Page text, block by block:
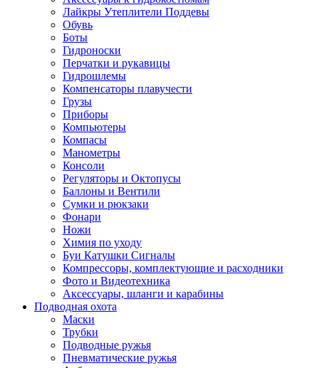
Лайкры Утеплители Поддевы
Обувь
Боты
Гидроноски
Перчатки и рукавицы
Гидрошлемы
Компенсаторы плавучести
Грузы
Приборы
Компьютеры
Компасы
Манометры
Консоли
Регуляторы и Октопусы
Баллоны и Вентили
Сумки и рюкзаки
Фонари
Ножи
Химия по уходу
Буи Катушки Сигналы
Компрессоры, комплектующие и расходники
Фото и Видеотехника
Аксессуары, шланги и карабины
Подводная охота
Маски
Трубки
Подводные ружья
Пневматические ружья